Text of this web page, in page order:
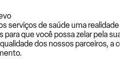
serviços de saúde uma
que você possa zelar pela
dos nossos parceiros,